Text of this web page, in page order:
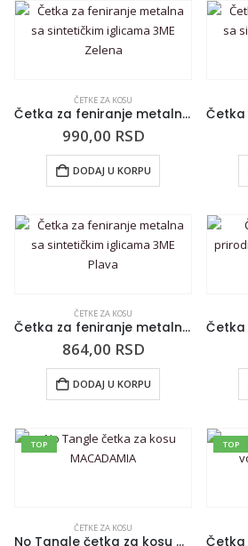
ČETKE ZA KOSU
Četka za feniranje metalna sa sintetičkim iglicama 3ME Zelena
990,00 RSD
DODAJ U KORPU
ČETKE ZA KOSU
Četka za feniranje metalna sa sintetičkim iglicama 3ME Plava
864,00 RSD
DODAJ U KORPU
TOP
ČETKE ZA KOSU
No Tangle četka za kosu MACADAMIA
TOP